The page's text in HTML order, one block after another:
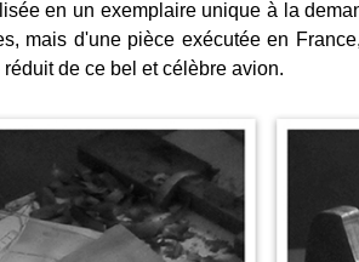
en un exemplaire unique à la
mais d'une pièce exécutée en
de ce bel et célèbre avion.